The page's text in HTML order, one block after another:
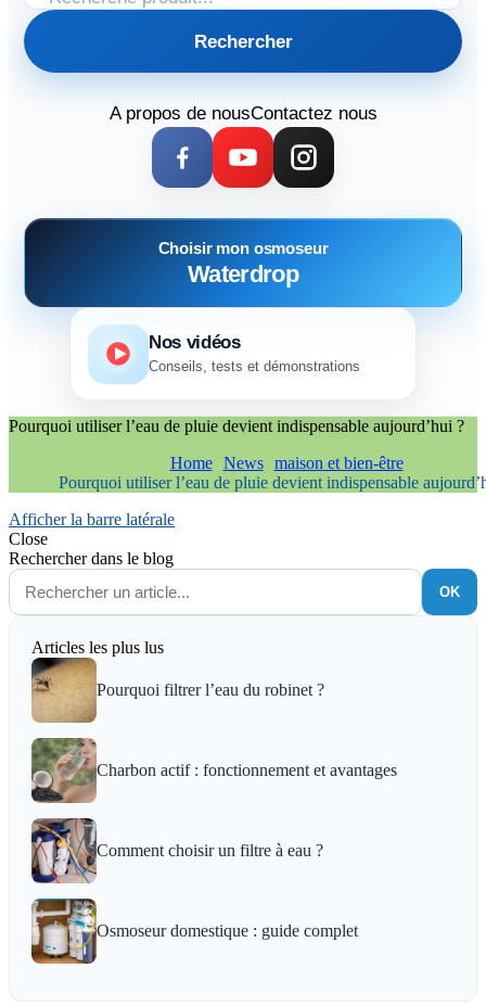
Rechercher
A propos de nousContactez nous
Choisir mon osmoseur
Waterdrop
Nos vidéos
Conseils, tests et démonstrations
Pourquoi utiliser l’eau de pluie devient indispensable aujourd’hui ?
Home
News
maison et bien-être
Pourquoi utiliser l’eau de pluie devient indispensable
Afficher la barre latérale
Close
Rechercher dans le blog
OK
Articles les plus lus
Pourquoi filtrer l’eau du robinet ?
Charbon actif : fonctionnement et avantages
Comment choisir un filtre à eau ?
Osmoseur domestique : guide complet